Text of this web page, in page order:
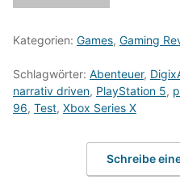
Kategorien: Games, Gaming
Schlagwörter: Abenteuer,
narrativ driven, PlayStation 5,
96, Test, Xbox Series X
Schreibe